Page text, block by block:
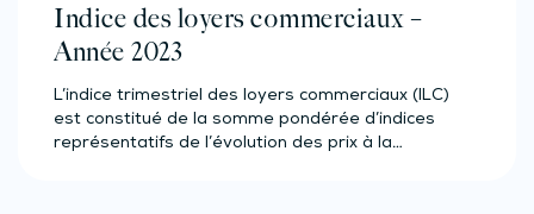
Indice des loyers commerciaux –
Année 2023
L’indice trimestriel des loyers commerciaux (ILC)
est constitué de la somme pondérée d’indices
représentatifs de l’évolution des prix à la…